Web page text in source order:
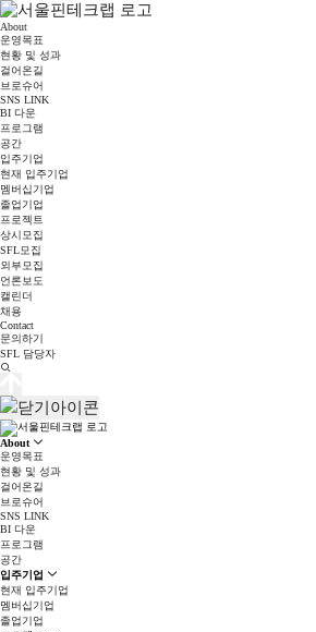
About
운영목표
현황 및 성과
걸어온길
브로슈어
SNS LINK
BI 다운
프로그램
공간
입주기업
현재 입주기업
멤버십기업
졸업기업
프로젝트
상시모집
SFL모집
외부모집
언론보도
캘린더
채용
Contact
문의하기
SFL 담당자
About
운영목표
현황 및 성과
걸어온길
브로슈어
SNS LINK
BI 다운
프로그램
공간
입주기업
현재 입주기업
멤버십기업
졸업기업